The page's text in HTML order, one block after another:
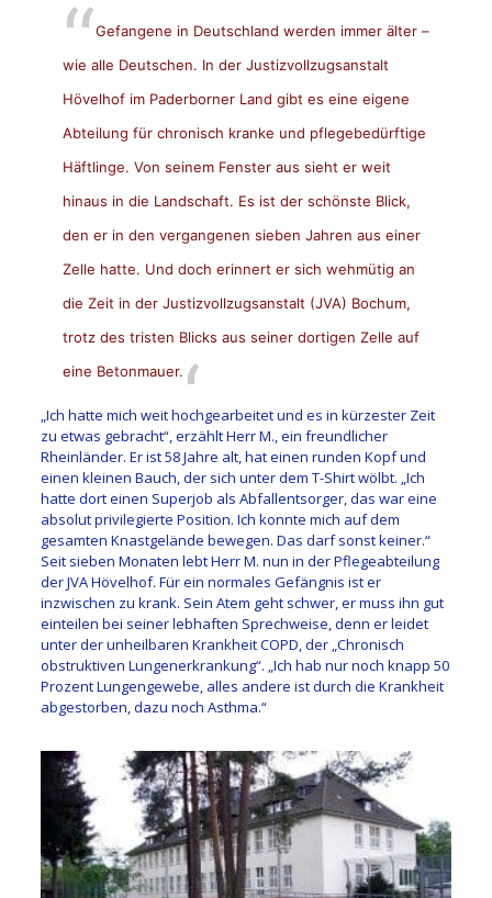
Gefangene in Deutschland werden immer älter –
wie alle Deutschen. In der Justizvollzugsanstalt
Hövelhof im Paderborner Land gibt es eine eigene
Abteilung für chronisch kranke und pflegebedürftige
Häftlinge. Von seinem Fenster aus sieht er weit
hinaus in die Landschaft. Es ist der schönste Blick,
den er in den vergangenen sieben Jahren aus einer
Zelle hatte. Und doch erinnert er sich wehmütig an
die Zeit in der Justizvollzugsanstalt (JVA) Bochum,
trotz des tristen Blicks aus seiner dortigen Zelle auf
eine Betonmauer.
„Ich hatte mich weit hochgearbeitet und es in kürzester Zeit
zu etwas gebracht“, erzählt Herr M., ein freundlicher
Rheinländer. Er ist 58 Jahre alt, hat einen runden Kopf und
einen kleinen Bauch, der sich unter dem T-Shirt wölbt. „Ich
hatte dort einen Superjob als Abfallentsorger, das war eine
absolut privilegierte Position. Ich konnte mich auf dem
gesamten Knastgelände bewegen. Das darf sonst keiner.“
Seit sieben Monaten lebt Herr M. nun in der Pflegeabteilung
der JVA Hövelhof. Für ein normales Gefängnis ist er
inzwischen zu krank. Sein Atem geht schwer, er muss ihn gut
einteilen bei seiner lebhaften Sprechweise, denn er leidet
unter der unheilbaren Krankheit COPD, der „Chronisch
obstruktiven Lungenerkrankung“. „Ich hab nur noch knapp 50
Prozent Lungengewebe, alles andere ist durch die Krankheit
abgestorben, dazu noch Asthma.“